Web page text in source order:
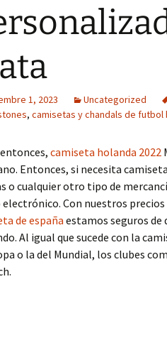
1, 2023 Uncategorized
, camisetas y chandals de futbol
camiseta holanda 2022
Entonces, si necesita
o cualquier otro tipo de
Con nuestros
de españa estamos seguros
Al igual que sucede con la
o la del Mundial, los clubes